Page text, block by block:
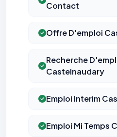
Contact
Offre D'emploi
Recherche
Castelnaudary
Emploi Interim
Emploi Mi Temps